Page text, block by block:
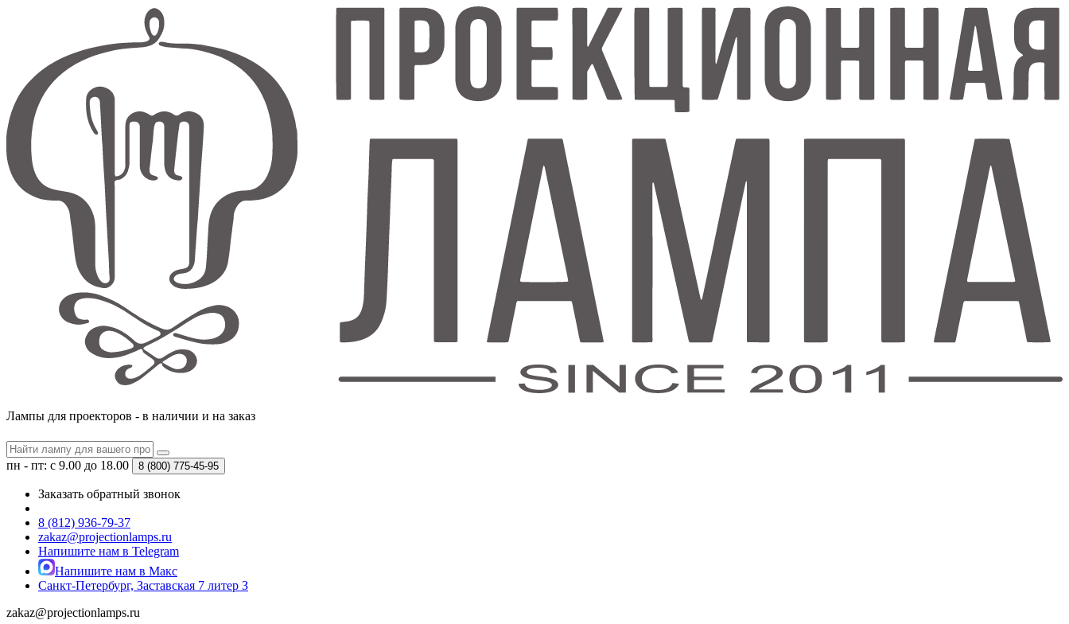
Лампы для проекторов - в наличии и на заказ
пн - пт: с 9.00 до 18.00 8 (800) 775-45-95
Заказать обратный звонок
8 (812) 936-79-37
zakaz@projectionlamps.ru
Напишите нам в Telegram
Напишите нам в Макс
Санкт-Петербург, Заставская 7 литер З
zakaz@projectionlamps.ru